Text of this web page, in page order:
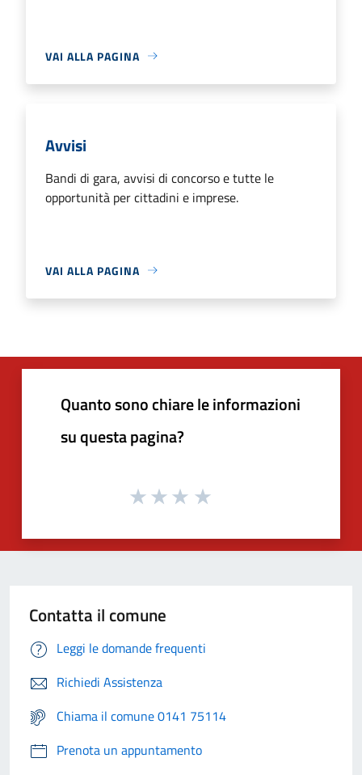
VAI ALLA PAGINA
Avvisi
Bandi di gara, avvisi di concorso e tutte le
opportunità per cittadini e imprese.
VAI ALLA PAGINA
Quanto sono chiare le informazioni
su questa pagina?
Contatta il comune
Leggi le domande frequenti
Richiedi Assistenza
Chiama il comune 0141 75114
Prenota un appuntamento